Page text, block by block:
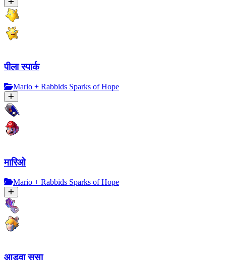
पीला स्पार्क
Mario + Rabbids Sparks of Hope
मारिओ
Mario + Rabbids Sparks of Hope
आडवा ससा